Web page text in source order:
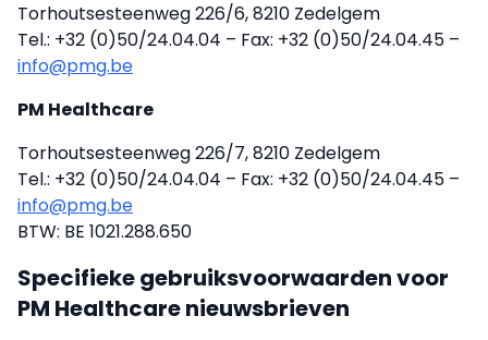
Torhoutsesteenweg 226/6, 8210 Zedelgem
Tel.: +32 (0)50/24.04.04 – Fax: +32 (0)50/24.04.45 –
info@pmg.be
PM Healthcare
Torhoutsesteenweg 226/7, 8210 Zedelgem
Tel.: +32 (0)50/24.04.04 – Fax: +32 (0)50/24.04.45 –
info@pmg.be
BTW: BE 1021.288.650
Specifieke gebruiksvoorwaarden voor
PM Healthcare nieuwsbrieven